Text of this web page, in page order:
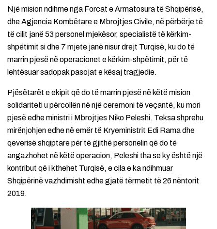
Një mision ndihme nga Forcat e Armatosura të Shqipërisë,
dhe Agjencia Kombëtare e Mbrojtjes Civile, në përbërje të
të cilit janë 53 personel mjekësor, specialistë të kërkim-
shpëtimit si dhe 7 mjete janë nisur drejt Turqisë, ku do të
marrin pjesë në operacionet e kërkim-shpëtimit, për të
lehtësuar sadopak pasojat e kësaj tragjedie.
Pjësëtarët e ekipit që do të marrin pjesë në këtë mision
solidariteti u përcollën në një ceremoni të veçantë, ku mori
pjesë edhe ministri i Mbrojtjes Niko Peleshi. Teksa shprehu
mirënjohjen edhe në emër të Kryeministrit Edi Rama dhe
qeverisë shqiptare për të gjithë personelin që do të
angazhohet në këtë operacion, Peleshi tha se ky është një
kontribut që i kthehet Turqisë, e cila e ka ndihmuar
Shqipërinë vazhdimisht edhe gjatë tërmetit të 26 nëntorit
2019.